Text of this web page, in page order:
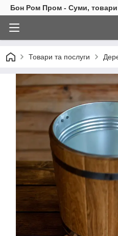
Бон Ром Пром - Суми, товари
Товари та послуги